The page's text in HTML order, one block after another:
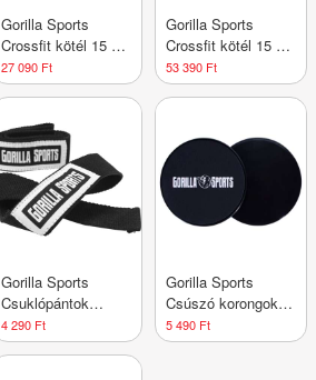
Gorilla Sports
Crossfit kötél 15 m
13 kg
27 090 Ft
Gorilla Sports
Crossfit kötél 15 m
18 kg
53 390 Ft
Gorilla Sports
Csuklópántok
fekete/fehér
4 290 Ft
Gorilla Sports
Csúszó korongok 2
db fekete
5 490 Ft